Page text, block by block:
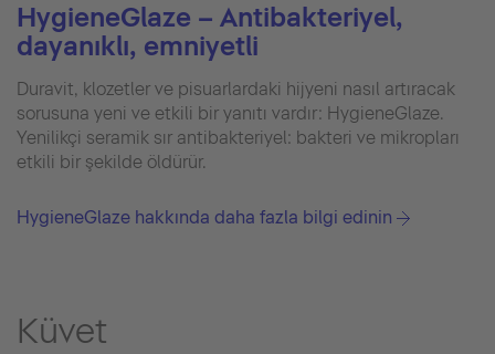
HygieneGlaze – Antibakteriyel,
dayanıklı, emniyetli
Duravit, klozetler ve pisuarlardaki hijyeni nasıl artıracak
sorusuna yeni ve etkili bir yanıtı vardır: HygieneGlaze.
Yenilikçi seramik sır antibakteriyel: bakteri ve mikropları
etkili bir şekilde öldürür.
HygieneGlaze hakkında daha fazla bilgi edinin
Küvet